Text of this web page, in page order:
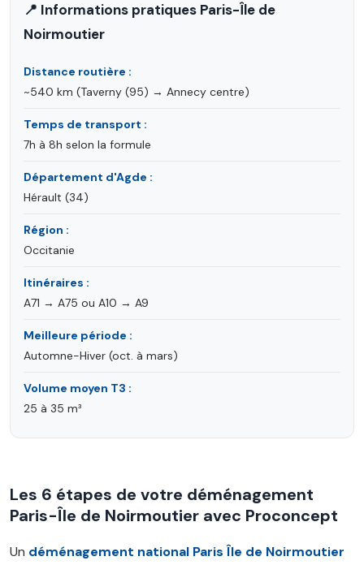
📍 Informations pratiques Paris-Île de
Noirmoutier
Distance routière :
~540 km (Taverny (95) → Annecy centre)
Temps de transport :
7h à 8h selon la formule
Département d'Agde :
Hérault (34)
Région :
Occitanie
Itinéraires :
A71 → A75 ou A10 → A9
Meilleure période :
Automne-Hiver (oct. à mars)
Volume moyen T3 :
25 à 35 m³
Les 6 étapes de votre déménagement
Paris-Île de Noirmoutier avec Proconcept
Un déménagement national Paris Île de Noirmoutier